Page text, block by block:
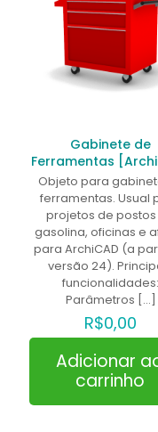
Gabinete de
Ferramentas
Objeto para
ferramentas. Usual
projetos de
gasolina, oficinas e
para ArchiCAD (a
versão 24).
funcionalidades:
Parâmetros […]
R$0,00
Adicionar
carrinho